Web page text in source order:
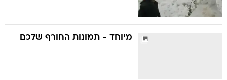
מיוחד - תמונות החורף שלכם